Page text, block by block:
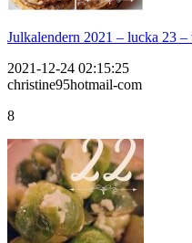
Julkalendern 2021 – lucka 23
2021-12-24 02:15:25
christine95hotmail-com
8